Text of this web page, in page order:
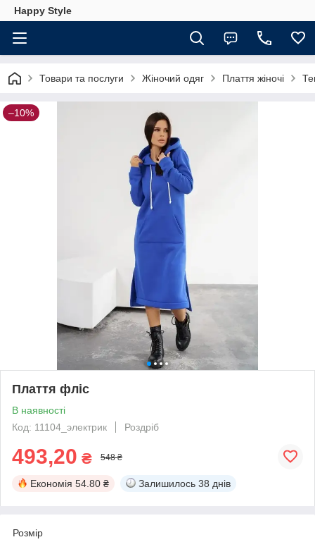
Happy Style
Товари та послуги Жіночий одяг Плаття жіночі
–10%
Плаття фліс
В наявності
Код: 11104_электрик
Роздріб
493,20 ₴ 548 ₴
Економія 54.80 ₴ Залишилось 38 днів
Розмір